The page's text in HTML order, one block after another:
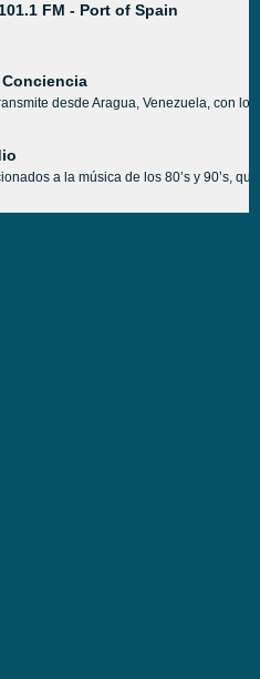
FM - Port of Spain
Conciencia
desde Aragua, Venezuela, con
a la música de los 80’s y 90’s,